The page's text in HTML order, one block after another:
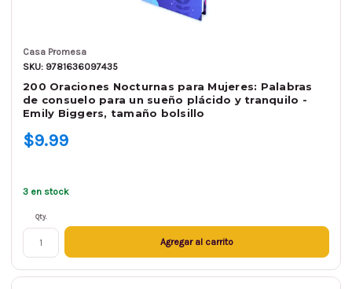
Casa Promesa
SKU: 9781636097435
200 Oraciones Nocturnas para Mujeres: Palabras
de consuelo para un sueño plácido y tranquilo -
Emily Biggers, tamaño bolsillo
$9.99
3 en stock
Qty.
Agregar al carrito